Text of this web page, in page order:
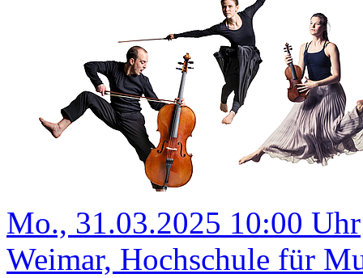
Mo., 31.03.2025 10:00 Uhr
Weimar, Hochschule für